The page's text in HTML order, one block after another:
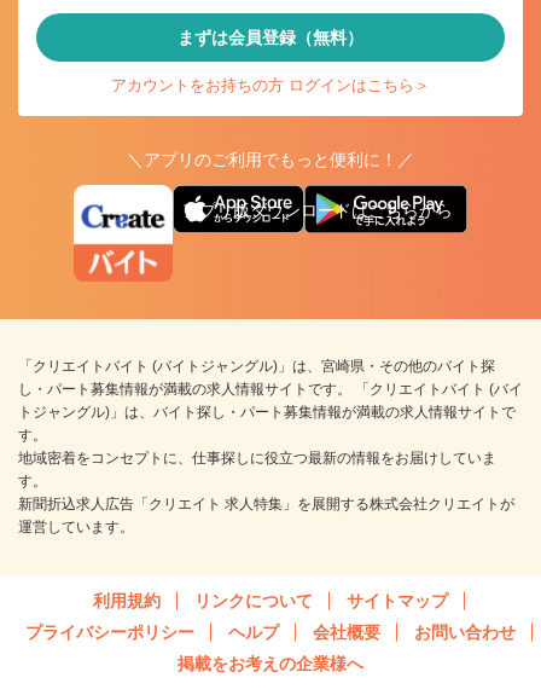
まずは会員登録（無料）
アカウントをお持ちの方 ログインはこちら＞
＼アプリのご利用でもっと便利に！／
アプリ版ダウンロードはこちらから
「クリエイトバイト (バイトジャングル)」は、宮崎県・その他のバイト探
し・パート募集情報が満載の求人情報サイトです。 「クリエイトバイト (バイ
トジャングル)」は、バイト探し・パート募集情報が満載の求人情報サイトで
す。
地域密着をコンセプトに、仕事探しに役立つ最新の情報をお届けしていま
す。
新聞折込求人広告「クリエイト 求人特集」を展開する株式会社クリエイトが
運営しています。
利用規約 リンクについて
サイトマップ
プライバシーポリシー
ヘルプ 会社概要
お問い合わせ
掲載をお考えの企業様へ